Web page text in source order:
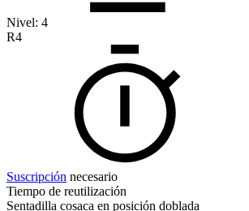
Nivel: 4
R4
Suscripción necesario
Tiempo de reutilización
Sentadilla cosaca en posición doblada